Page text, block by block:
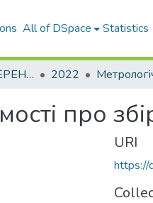
All of DSpace Statistics
МАТЕРІАЛИ КОНФЕРЕНЦІЙ 2022
про
URI
https://